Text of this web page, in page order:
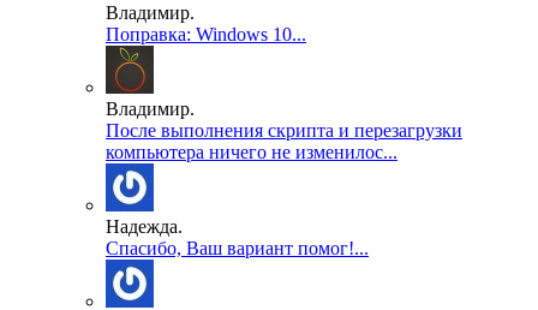
Владимир.
Поправка: Windows 10...
Владимир.
После выполнения скрипта и перезагрузки
компьютера ничего не изменилос...
Надежда.
Спасибо, Ваш вариант помог!...